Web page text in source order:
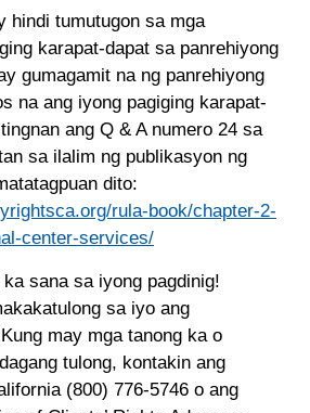
hindi tumutugon sa mga
karapat-dapat sa panrehiyong
gumagamit na ng panrehiyong
na ang iyong pagiging karapat-
ang Q & A numero 24 sa
sa ilalim ng publikasyon ng
dito:
rula-book/chapter-2-
center-services/
sana sa iyong pagdinig!
sa iyo ang
may mga tanong ka o
tulong, kontakin ang
(800) 776-5746 o ang